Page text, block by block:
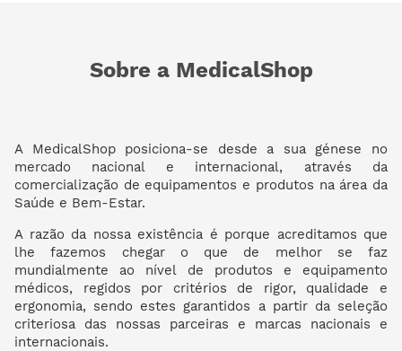
Sobre a MedicalShop
A MedicalShop posiciona-se desde a sua génese no
mercado nacional e internacional, através da
comercialização de equipamentos e produtos na área da
Saúde e Bem-Estar.
A razão da nossa existência é porque acreditamos que
lhe fazemos chegar o que de melhor se faz
mundialmente ao nível de produtos e equipamento
médicos, regidos por critérios de rigor, qualidade e
ergonomia, sendo estes garantidos a partir da seleção
criteriosa das nossas parceiras e marcas nacionais e
internacionais.